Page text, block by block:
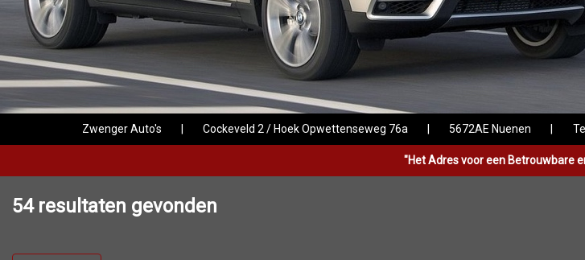
Zwenger Auto's Cockeveld 2 / Hoek Opwettenseweg 76a 5672AE Nuenen
"Het Adres voor een Betrouwbare
54 resultaten gevonden